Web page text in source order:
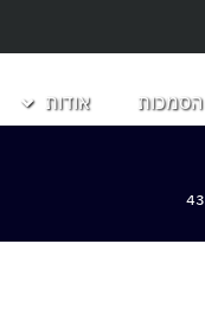
הסמכות אודות